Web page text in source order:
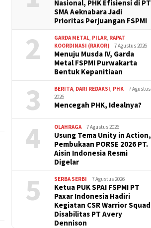
Nasional, PHK Efisiensi di PT
SMA Aeknabara Jadi
Prioritas Perjuangan FSPMI
2 GARDA METAL PILAR RAPAT
KOORDINASI (RAKOR)
7 Agustus 2026
Menuju Musda IV, Garda
Metal FSPMI Purwakarta
Bentuk Kepanitiaan
3 BERITA DARI REDAKSI PHK
7 Agustus
2026
Mencegah PHK, Idealnya?
4 OLAHRAGA 7 Agustus 2026
Usung Tema Unity in Action,
Pembukaan PORSE 2026 PT.
Aisin Indonesia Resmi
Digelar
5 SERBA SERBI 7 Agustus 2026
Ketua PUK SPAI FSPMI PT
Paxar Indonesia Hadiri
Kegiatan CSR Warrior Squad
Disabilitas PT Avery
Dennison